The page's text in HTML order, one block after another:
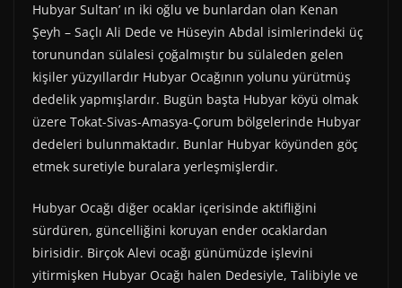
Hubyar Sultan’ ın iki oğlu ve bunlardan olan Kenan
Şeyh – Saçlı Ali Dede ve Hüseyin Abdal isimlerindeki üç
torunundan sülalesi çoğalmıştır bu sülaleden gelen
kişiler yüzyıllardır Hubyar Ocağının yolunu yürütmüş
dedelik yapmışlardır. Bugün başta Hubyar köyü olmak
üzere Tokat-Sivas-Amasya-Çorum bölgelerinde Hubyar
dedeleri bulunmaktadır. Bunlar Hubyar köyünden göç
etmek suretiyle buralara yerleşmişlerdir.
Hubyar Ocağı diğer ocaklar içerisinde aktifliğini
sürdüren, güncelliğini koruyan ender ocaklardan
birisidir. Birçok Alevi ocağı günümüzde işlevini
yitirmişken Hubyar Ocağı halen Dedesiyle, Talibiyle ve